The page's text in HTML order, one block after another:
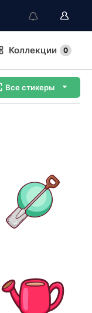
Коллекции 0
Все стикеры